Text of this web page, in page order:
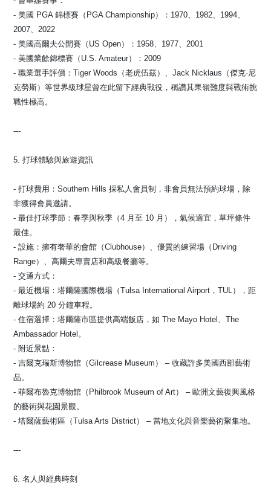
- 美國 PGA 錦標賽（PGA Championship）：1970、1982、1994、
2007、2022
- 美國高爾夫公開賽（US Open）：1958、1977、2001
- 美國業餘錦標賽（U.S. Amateur）：2009
- 職業選手評價：Tiger Woods（老虎伍茲）、Jack Nicklaus（傑克·尼
克勞斯）等世界級球星曾在此留下經典戰役，稱讚其果嶺難度與戰術挑
戰性極高。
---
5. 打球體驗與旅遊資訊
- 打球費用：Southern Hills 採私人會員制，非會員無法預約球場，除
非獲得會員邀請。
- 最佳打球季節：春季與秋季（4 月至 10 月），氣候適宜，草坪條件
最佳。
- 設施：擁有奢華的會館（Clubhouse）、優質的練習場（Driving
Range）、高爾夫專賣店和高級餐廳等。
- 交通方式：
- 最近機場：塔爾薩國際機場（Tulsa International Airport，TUL），距
離球場約 20 分鐘車程。
- 住宿選擇：塔爾薩市區提供高端飯店，如 The Mayo Hotel、The
Ambassador Hotel。
- 附近景點：
- 吉爾克瑞斯博物館（Gilcrease Museum） – 收藏許多美國西部藝術
品。
- 菲爾布魯克博物館（Philbrook Museum of Art） – 歐洲文藝復興風格
的藝術與花園景觀。
- 塔爾薩藝術區（Tulsa Arts District） – 當地文化與音樂藝術聚集地。
---
6. 名人與經典時刻